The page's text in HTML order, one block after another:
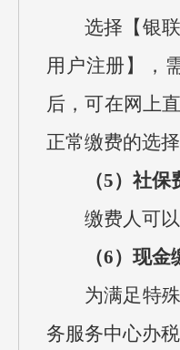
选择【银
用户注册】，
后，可在网上
正常缴费的选择
（5）社
缴费人可
（6）现金
为满足特
务服务中心办